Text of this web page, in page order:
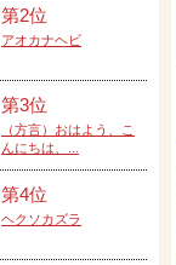
第2位
アオカナヘビ
第3位
（方言）おはよう、こ
んにちは、...
第4位
ヘクソカズラ